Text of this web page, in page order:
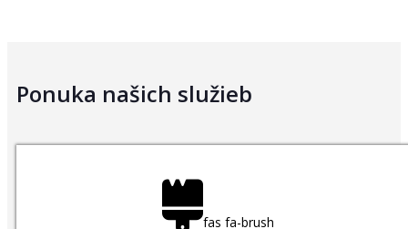
Ponuka našich služieb
fas fa-brush